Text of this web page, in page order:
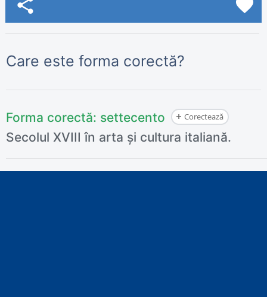
share favorite
Care este forma corectă?
Forma corectă: settecento Corectează
Secolul XVIII în arta și cultura italiană.